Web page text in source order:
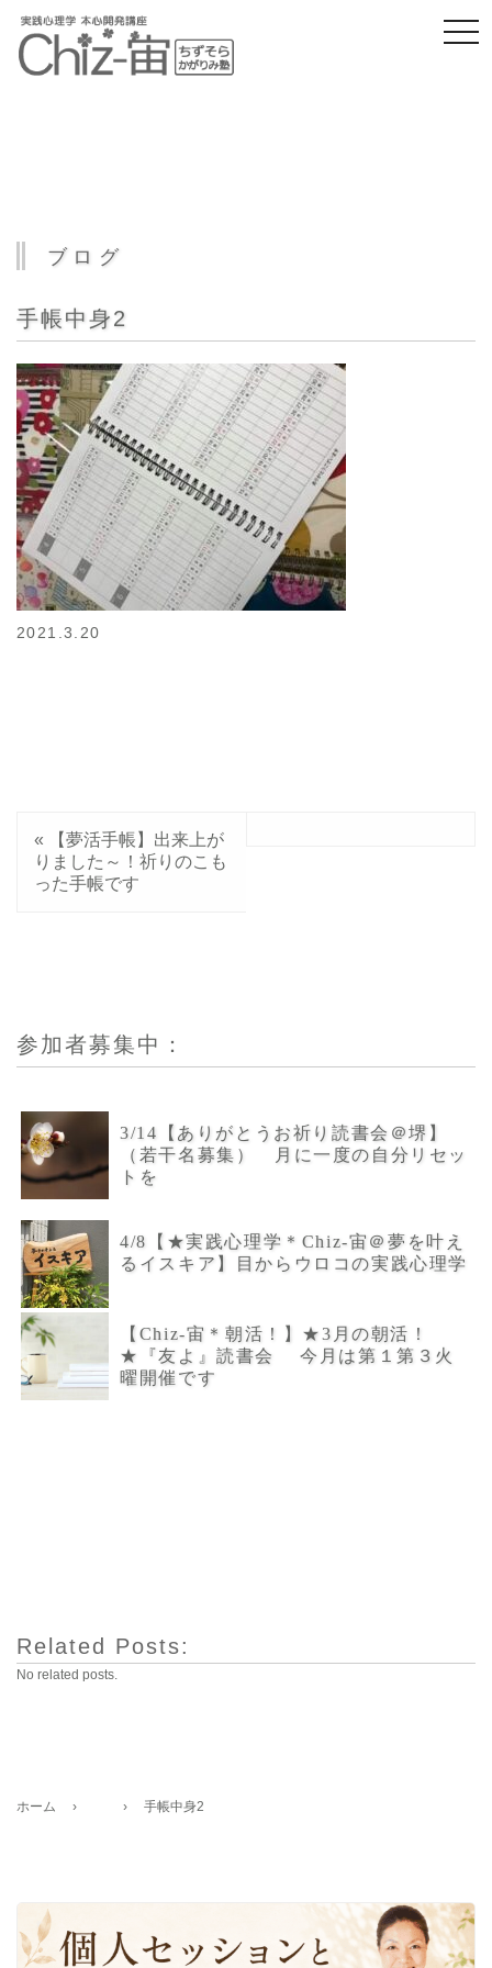
ブログ
手帳中身2
2021.3.20
«
【夢活手帳】出来上が
りました～！祈りのこも
った手帳です
参加者募集中：
3/14【ありがとうお祈り読書会＠堺】
（若干名募集） 月に一度の自分リセッ
トを
4/8【★実践心理学＊Chiz-宙＠夢を叶え
るイスキア】目からウロコの実践心理学
【Chiz-宙＊朝活！】★3月の朝活！
★『友よ』読書会 今月は第１第３火
曜開催です
Related Posts:
No related posts.
ホーム › › 手帳中身2